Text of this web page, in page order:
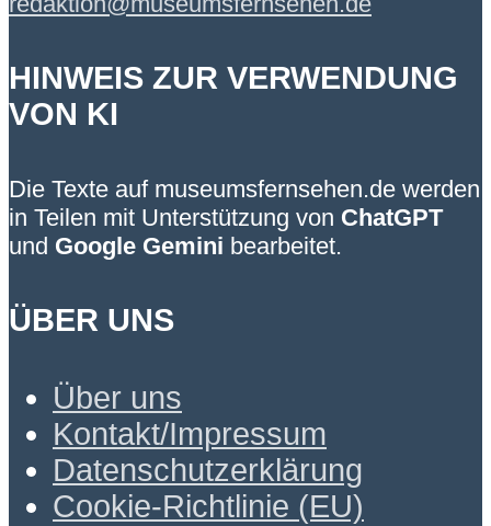
HINWEIS ZUR VERWENDUNG
VON KI
Die Texte auf museumsfernsehen.de werden
in Teilen mit Unterstützung von ChatGPT
und Google Gemini bearbeitet.
ÜBER UNS
Über uns
Kontakt/Impressum
Datenschutzerklärung
Cookie-Richtlinie (EU)